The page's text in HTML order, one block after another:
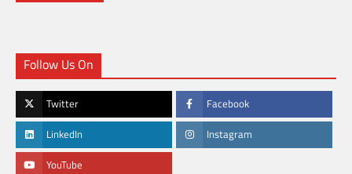
Follow Us On
Twitter Facebook
LinkedIn Instagram
YouTube